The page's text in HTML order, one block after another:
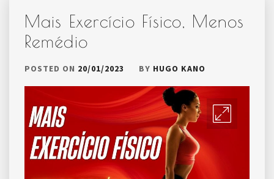
Mais Exercício Físico, Menos
Remédio
POSTED ON 20/01/2023 BY HUGO KANO